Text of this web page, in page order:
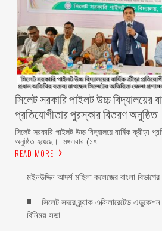
সিলেট সরকারি পাইলট উচ্চ বিদ্যালয়ের
প্রতিযোগীতার পুরস্কার বিতরণ অনুষ্ঠিত
সিলেট সরকারি পাইলট উচ্চ বিদ্যালয়ে বার্ষিক ক্রীড়া
অনুষ্ঠিত হয়েছে। ‎ ‎মঙ্গলবার (১৭
READ MORE
মইনউদ্দিন আদর্শ মহিলা কলেজের বাংলা বিভাগের
সিলেট সদরে ‎ব্র্যাক এক্সিলারেটেড
বিনিময় সভা